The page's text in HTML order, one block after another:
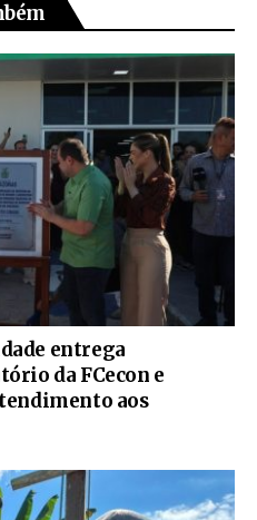
entrega
da FCecon e
aos